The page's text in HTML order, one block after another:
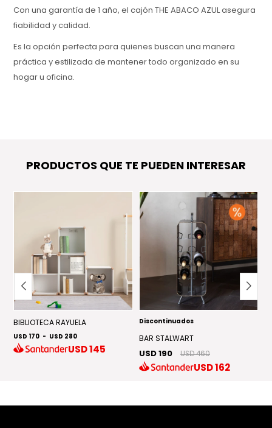
Con una garantía de 1 año, el cajón THE ABACO AZUL asegura
fiabilidad y calidad.
Es la opción perfecta para quienes buscan una manera
práctica y estilizada de mantener todo organizado en su
hogar u oficina.
PRODUCTOS QUE TE PUEDEN INTERESAR
BIBLIOTECA RAYUELA
USD 170 - USD 280
USD145
Discontinuados
BAR STALWART
USD 190 USD 460
USD162